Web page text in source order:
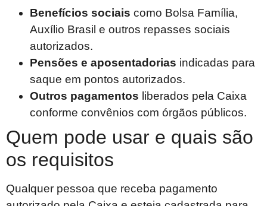
Benefícios sociais como Bolsa Família,
Auxílio Brasil e outros repasses sociais
autorizados.
Pensões e aposentadorias indicadas para
saque em pontos autorizados.
Outros pagamentos liberados pela Caixa
conforme convênios com órgãos públicos.
Quem pode usar e quais são
os requisitos
Qualquer pessoa que receba pagamento